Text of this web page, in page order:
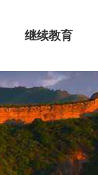
继续教育